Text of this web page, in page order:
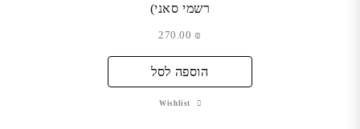
רשמי סאני)
₪
הוספה לסל
Wishlist